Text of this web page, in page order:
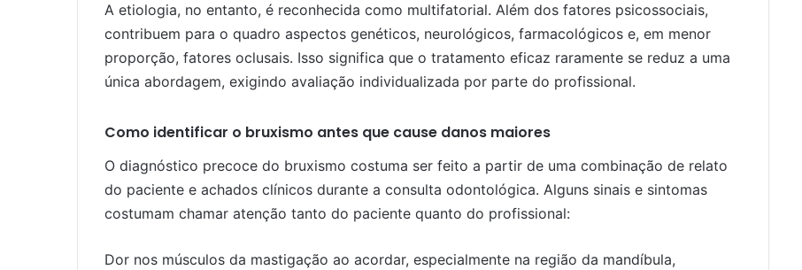
A etiologia, no entanto, é reconhecida como multifatorial. Além dos fatores psicossociais,
contribuem para o quadro aspectos genéticos, neurológicos, farmacológicos e, em menor
proporção, fatores oclusais. Isso significa que o tratamento eficaz raramente se reduz a uma
única abordagem, exigindo avaliação individualizada por parte do profissional.
Como identificar o bruxismo antes que cause danos maiores
O diagnóstico precoce do bruxismo costuma ser feito a partir de uma combinação de relato
do paciente e achados clínicos durante a consulta odontológica. Alguns sinais e sintomas
costumam chamar atenção tanto do paciente quanto do profissional:
Dor nos músculos da mastigação ao acordar, especialmente na região da mandíbula,